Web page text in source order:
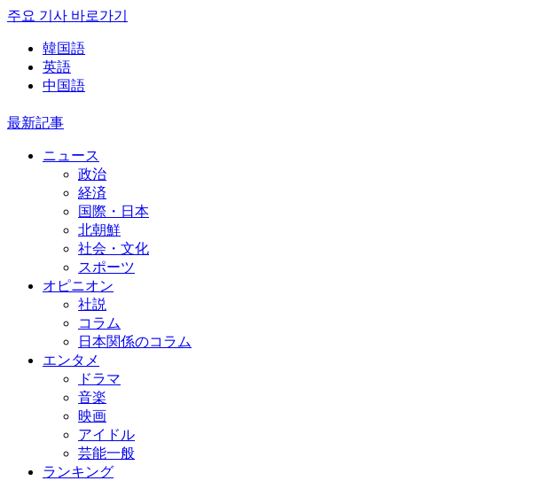
주요 기사 바로가기
韓国語
英語
中国語
最新記事
ニュース
政治
経済
国際・日本
北朝鮮
社会・文化
スポーツ
オピニオン
社説
コラム
日本関係のコラム
エンタメ
ドラマ
音楽
映画
アイドル
芸能一般
ランキング